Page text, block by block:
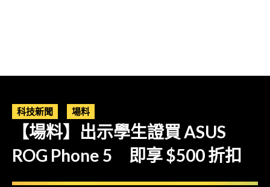
科技新聞 場料
【場料】出示學生證買 ASUS
ROG Phone 5 即享 $500 折扣